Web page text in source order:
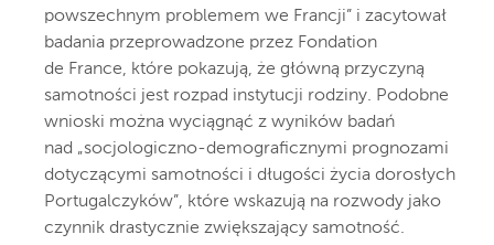
powszechnym problemem we Francji” i zacytował
badania przeprowadzone przez Fondation
de France, które pokazują, że główną przyczyną
samotności jest rozpad instytucji rodziny. Podobne
wnioski można wyciągnąć z wyników badań
nad „socjologiczno-demograficznymi prognozami
dotyczącymi samotności i długości życia dorosłych
Portugalczyków”, które wskazują na rozwody jako
czynnik drastycznie zwiększający samotność.